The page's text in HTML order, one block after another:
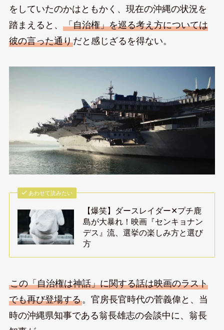
をしていたのかはともかく、現在の沖縄の状況を
踏まえると、 「自治権」を巡る考え方については
彼の言った通りだと感じざるを得ない。
あわせて読みたい
【爆笑】ダースレイダー✕プチ鹿
島が大暴れ！映画『センキョナン
デス』流、選挙の楽しみ方と選び
方
この「自治権は神話」に関する話は映画のラスト
でも再び登場する。官房長官時代の菅義偉と、当
時の沖縄県知事である翁長雄志の会談中に、翁長